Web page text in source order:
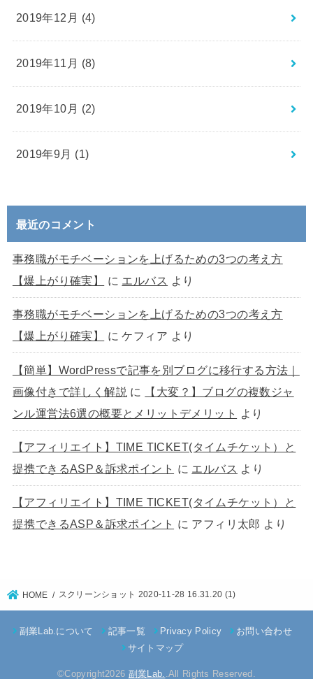
2019年12月 (4)
2019年11月 (8)
2019年10月 (2)
2019年9月 (1)
最近のコメント
事務職がモチベーションを上げるための3つの考え方
【爆上がり確実】
に エルバス より
事務職がモチベーションを上げるための3つの考え方
【爆上がり確実】
にケフィア より
【簡単】WordPressで記事を別ブログに移行する方法｜
画像付きで詳しく解説 に
【大変？】ブログの複数ジャ
ンル運営法6選の概要とメリットデメリット
より
【アフィリエイト】TIME TICKET(タイムチケット）と
提携できるASP＆訴求ポイント に エルバス より
【アフィリエイト】TIME TICKET(タイムチケット）と
提携できるASP＆訴求ポイント に アフィリ太郎 より
HOME スクリーンショット 2020-11-28 16.31.20 (1)
副業Lab.について 記事一覧 Privacy Policy
お問い合わせ
サイトマップ
©Copyright2026 副業Lab. .All Rights Reserved.